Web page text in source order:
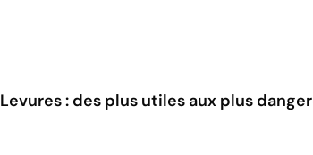
Levures : des plus utiles aux plus